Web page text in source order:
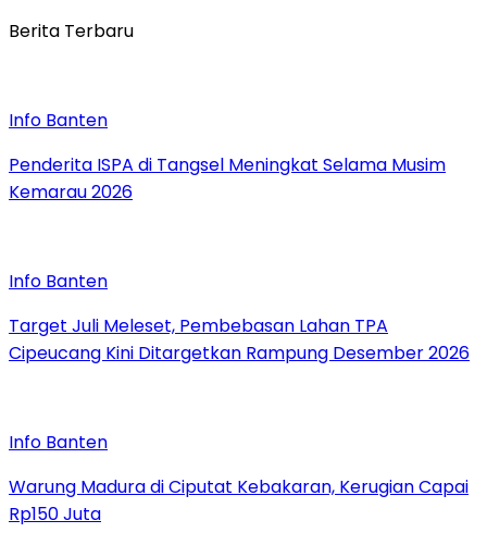
Berita Terbaru
Info Banten
Penderita ISPA di Tangsel Meningkat Selama Musim
Kemarau 2026
Info Banten
Target Juli Meleset, Pembebasan Lahan TPA
Cipeucang Kini Ditargetkan Rampung Desember 2026
Info Banten
Warung Madura di Ciputat Kebakaran, Kerugian Capai
Rp150 Juta